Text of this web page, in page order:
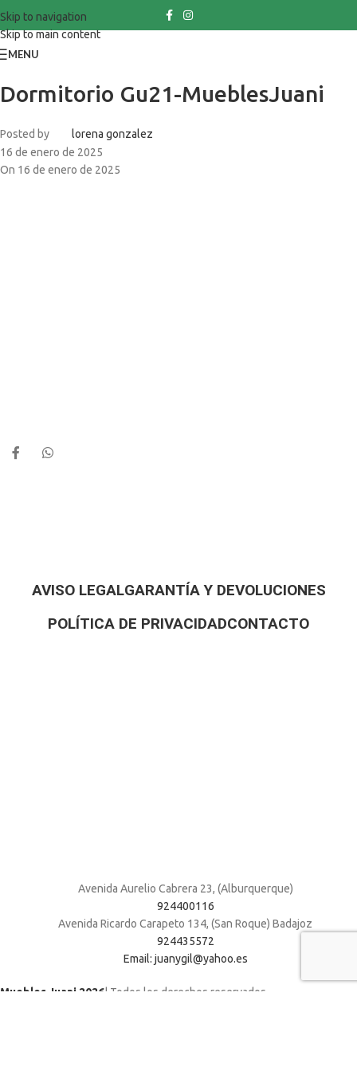
Skip to navigation
Skip to main content
MENU
Dormitorio Gu21-MueblesJuani
Posted by
lorena gonzalez
16 de enero de 2025
On 16 de enero de 2025
AVISO LEGALGARANTÍA Y DEVOLUCIONES
POLÍTICA DE PRIVACIDADCONTACTO
Avenida Aurelio Cabrera 23, (Alburquerque)
924400116
Avenida Ricardo Carapeto 134, (San Roque) Badajoz
924435572
Email: juanygil@yahoo.es
Muebles Juani 2026| Todos los derechos reservados